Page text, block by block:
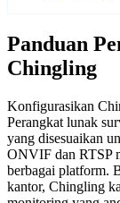
Panduan
Chingling
Konfigurasikan
Perangkat lunak
yang disesuaikan
ONVIF dan RTSP
berbagai platform.
kantor, Chingling